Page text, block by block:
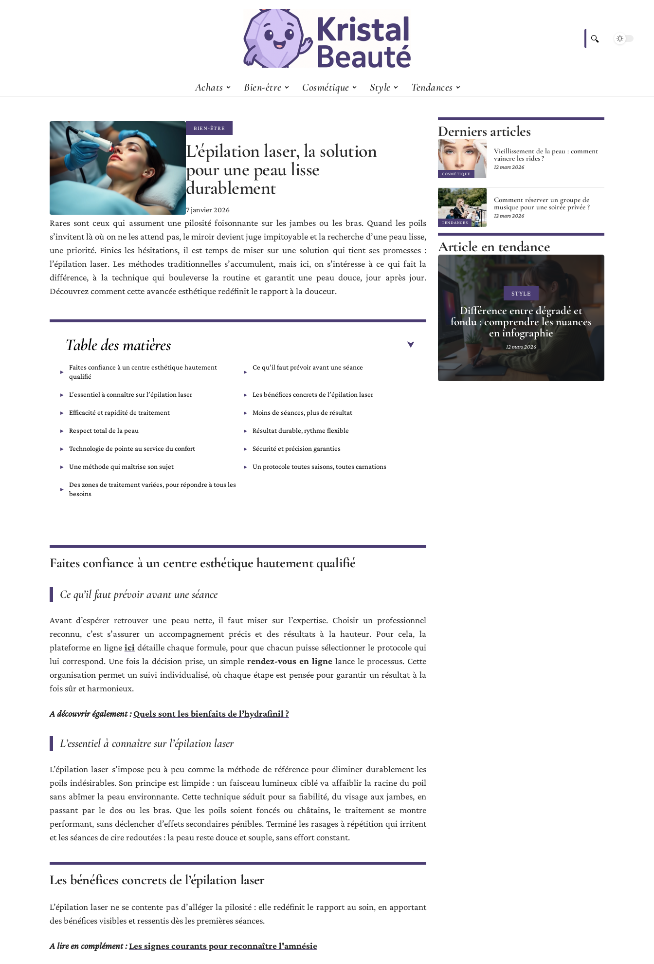
Achats Bien-être Cosmétique Style Tendances
BIEN-ÊTRE
L’épilation laser, la solution
pour une peau lisse
durablement
7 janvier 2026
Rares sont ceux qui assument une pilosité foisonnante sur les jambes ou les bras. Quand les poils
s’invitent là où on ne les attend pas, le miroir devient juge impitoyable et la recherche d’une peau lisse,
une priorité. Finies les hésitations, il est temps de miser sur une solution qui tient ses promesses :
l’épilation laser. Les méthodes traditionnelles s’accumulent, mais ici, on s’intéresse à ce qui fait la
différence, à la technique qui bouleverse la routine et garantit une peau douce, jour après jour.
Découvrez comment cette avancée esthétique redéfinit le rapport à la douceur.
Table des matières
Faites confiance à un centre esthétique hautement
qualifié
Ce qu’il faut prévoir avant une séance
L’essentiel à connaître sur l’épilation laser Les bénéfices concrets de l’épilation laser
Efficacité et rapidité de traitement Moins de séances, plus de résultat
Respect total de la peau Résultat durable, rythme flexible
Technologie de pointe au service du confort Sécurité et précision garanties
Une méthode qui maîtrise son sujet Un protocole toutes saisons, toutes carnations
Des zones de traitement variées, pour répondre à tous les
besoins
Faites confiance à un centre esthétique hautement qualifié
Ce qu’il faut prévoir avant une séance
Avant d’espérer retrouver une peau nette, il faut miser sur l’expertise. Choisir un professionnel
reconnu, c’est s’assurer un accompagnement précis et des résultats à la hauteur. Pour cela, la
plateforme en ligne ici détaille chaque formule, pour que chacun puisse sélectionner le protocole qui
lui correspond. Une fois la décision prise, un simplerendez-vous en ligne lance le processus. Cette
organisation permet un suivi individualisé, où chaque étape est pensée pour garantir un résultat à la
fois sûr et harmonieux.
A découvrir également :Quels sont les bienfaits de l’hydrafinil ?
L’essentiel à connaître sur l’épilation laser
L’épilation laser s’impose peu à peu comme la méthode de référence pour éliminer durablement les
poils indésirables. Son principe est limpide : un faisceau lumineux ciblé va affaiblir la racine du poil
sans abîmer la peau environnante. Cette technique séduit pour sa fiabilité, du visage aux jambes, en
passant par le dos ou les bras. Que les poils soient foncés ou châtains, le traitement se montre
performant, sans déclencher d’effets secondaires pénibles. Terminé les rasages à répétition qui irritent
et les séances de cire redoutées : la peau reste douce et souple, sans effort constant.
Les bénéfices concrets de l’épilation laser
L’épilation laser ne se contente pas d’alléger la pilosité : elle redéfinit le rapport au soin, en apportant
des bénéfices visibles et ressentis dès les premières séances.
A lire en complément :Les signes courants pour reconnaître l'amnésie
Derniers articles
COSMÉTIQUE
Vieillissement de la peau : comment
vaincre les rides ?
12 mars 2026
TENDANCES
Comment réserver un groupe de
musique pour une soirée privée ?
12 mars 2026
Article en tendance
STYLE
Différence entre dégradé et
fondu : comprendre les nuances
en infographie
12 mars 2026